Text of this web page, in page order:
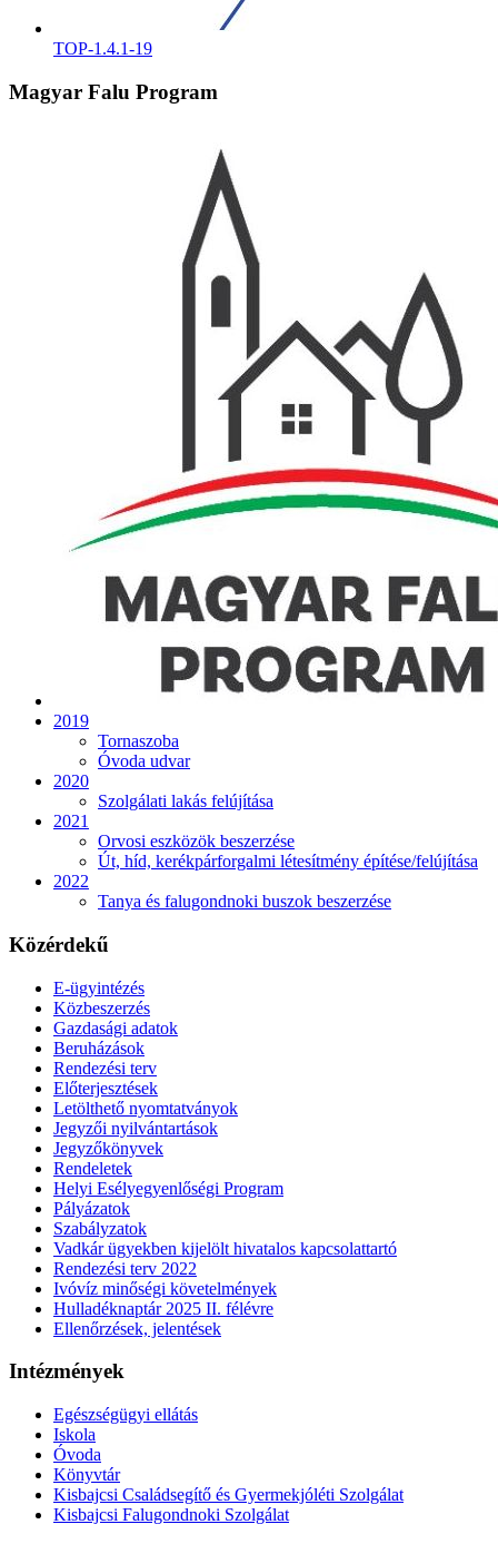
TOP-1.4.1-19
Magyar Falu Program
2019
Tornaszoba
Óvoda udvar
2020
Szolgálati lakás felújítása
2021
Orvosi eszközök beszerzése
Út, híd, kerékpárforgalmi létesítmény építése/felújítása
2022
Tanya és falugondnoki buszok beszerzése
Közérdekű
E-ügyintézés
Közbeszerzés
Gazdasági adatok
Beruházások
Rendezési terv
Előterjesztések
Letölthető nyomtatványok
Jegyzői nyilvántartások
Jegyzőkönyvek
Rendeletek
Helyi Esélyegyenlőségi Program
Pályázatok
Szabályzatok
Vadkár ügyekben kijelölt hivatalos kapcsolattartó
Rendezési terv 2022
Ivóvíz minőségi követelmények
Hulladéknaptár 2025 II. félévre
Ellenőrzések, jelentések
Intézmények
Egészségügyi ellátás
Iskola
Óvoda
Könyvtár
Kisbajcsi Családsegítő és Gyermekjóléti Szolgálat
Kisbajcsi Falugondnoki Szolgálat